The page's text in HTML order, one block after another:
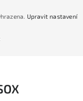
Upravit nastavení